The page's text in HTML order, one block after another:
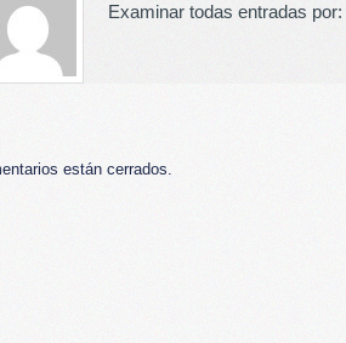
Examinar todas entradas por:
están cerrados.